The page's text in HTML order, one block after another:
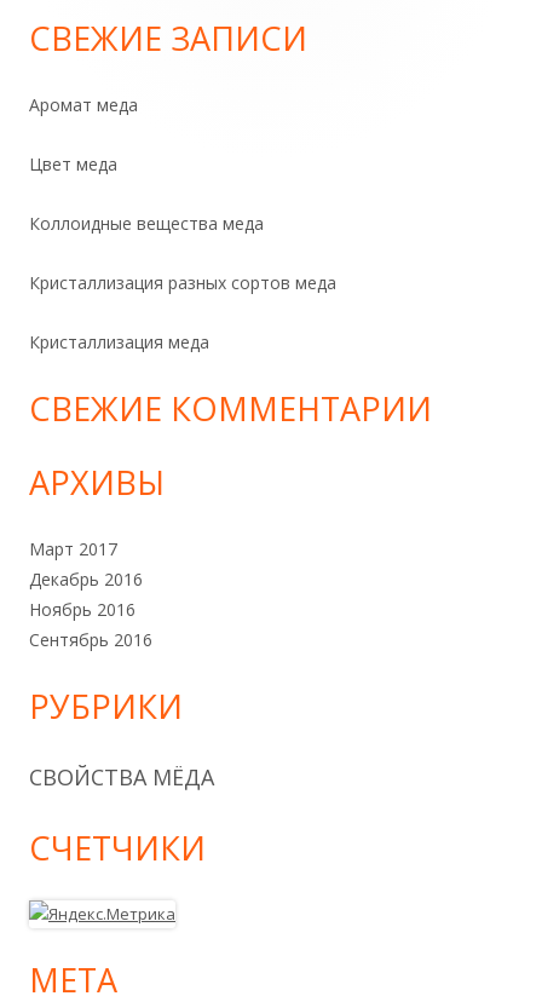
боковая
СВЕЖИЕ ЗАПИСИ
Аромат меда
Цвет меда
Коллоидные вещества меда
Кристаллизация разных сортов меда
Кристаллизация меда
СВЕЖИЕ КОММЕНТАРИИ
АРХИВЫ
Март 2017
Декабрь 2016
Ноябрь 2016
Сентябрь 2016
РУБРИКИ
СВОЙСТВА МЁДА
СЧЕТЧИКИ
МЕТА